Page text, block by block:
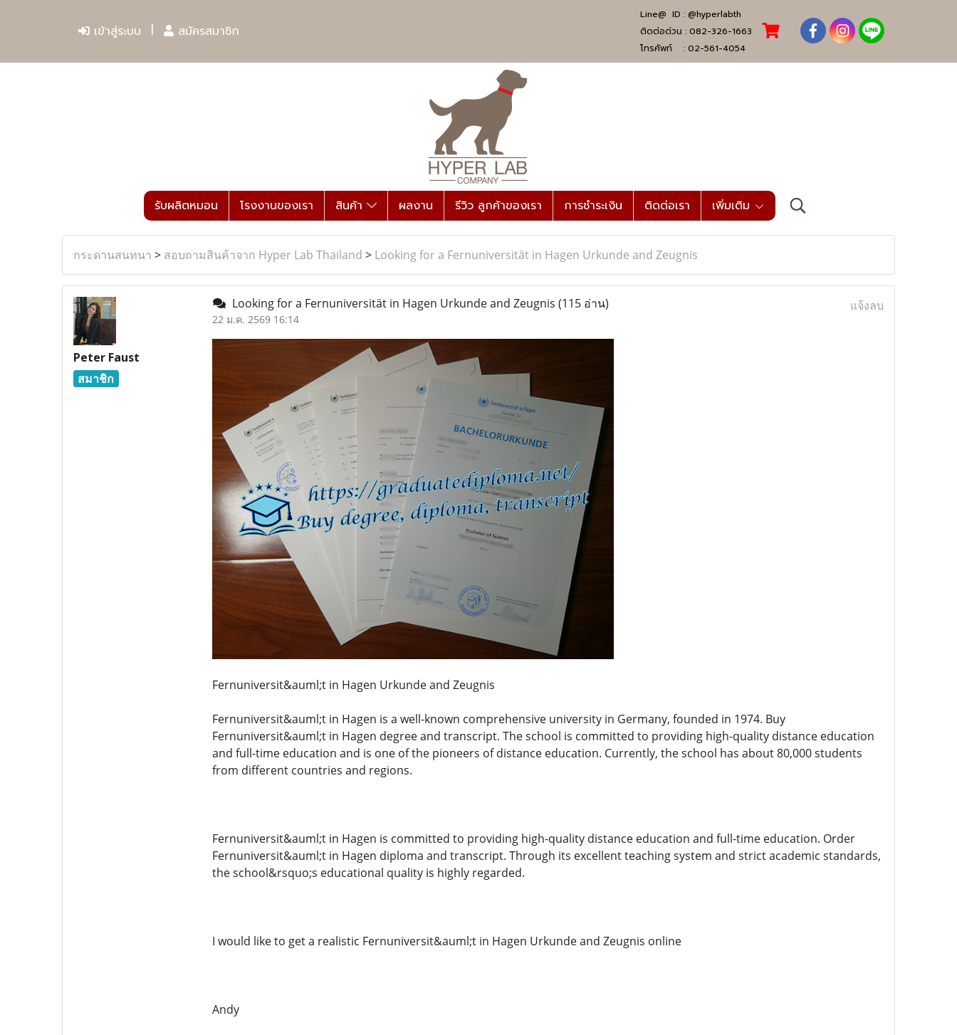
เข้าสู่ระบบ สมัครสมาชิก
Line@ ID : @hyperlabth
ติดต่อด่วน : 082-326-1663
โทรศัพท์ : 02-561-4054
รับผลิตหมอน โรงงานของเรา สินค้า ผลงาน รีวิว ลูกค้าของเรา การชำระเงิน ติดต่อเรา เพิ่มเติม
กระดานสนทนา > สอบถามสินค้าจาก Hyper Lab Thailand > Looking for a Fernuniversität in Hagen Urkunde and Zeugnis
Peter Faust
สมาชิก
Looking for a Fernuniversität in Hagen Urkunde and Zeugnis (115 อ่าน)
22 ม.ค. 2569 16:14
แจ้งลบ
Fernuniversit&auml;t in Hagen Urkunde and Zeugnis
Fernuniversit&auml;t in Hagen is a well-known comprehensive university in Germany, founded in 1974. Buy
Fernuniversit&auml;t in Hagen degree and transcript. The school is committed to providing high-quality distance education
and full-time education and is one of the pioneers of distance education. Currently, the school has about 80,000 students
from different countries and regions.
Fernuniversit&auml;t in Hagen is committed to providing high-quality distance education and full-time education. Order
Fernuniversit&auml;t in Hagen diploma and transcript. Through its excellent teaching system and strict academic standards,
the school&rsquo;s educational quality is highly regarded.
I would like to get a realistic Fernuniversit&auml;t in Hagen Urkunde and Zeugnis online
Andy